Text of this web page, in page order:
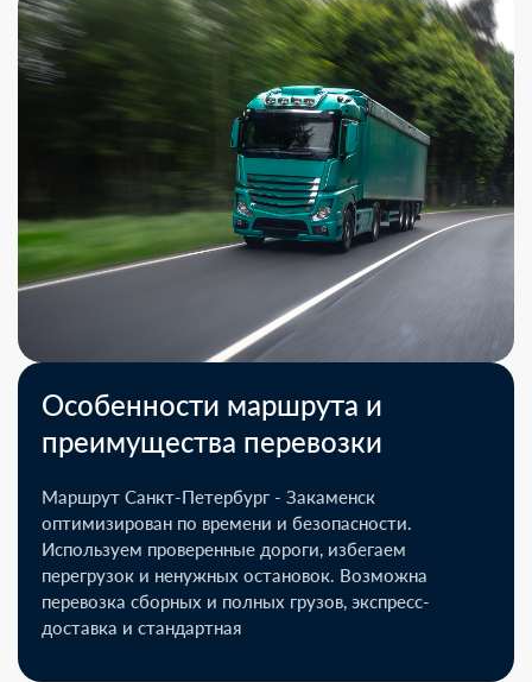
Особенности маршрута и
преимущества перевозки
Маршрут Санкт-Петербург - Закаменск
оптимизирован по времени и безопасности.
Используем проверенные дороги, избегаем
перегрузок и ненужных остановок. Возможна
перевозка сборных и полных грузов, экспресс-
доставка и стандартная